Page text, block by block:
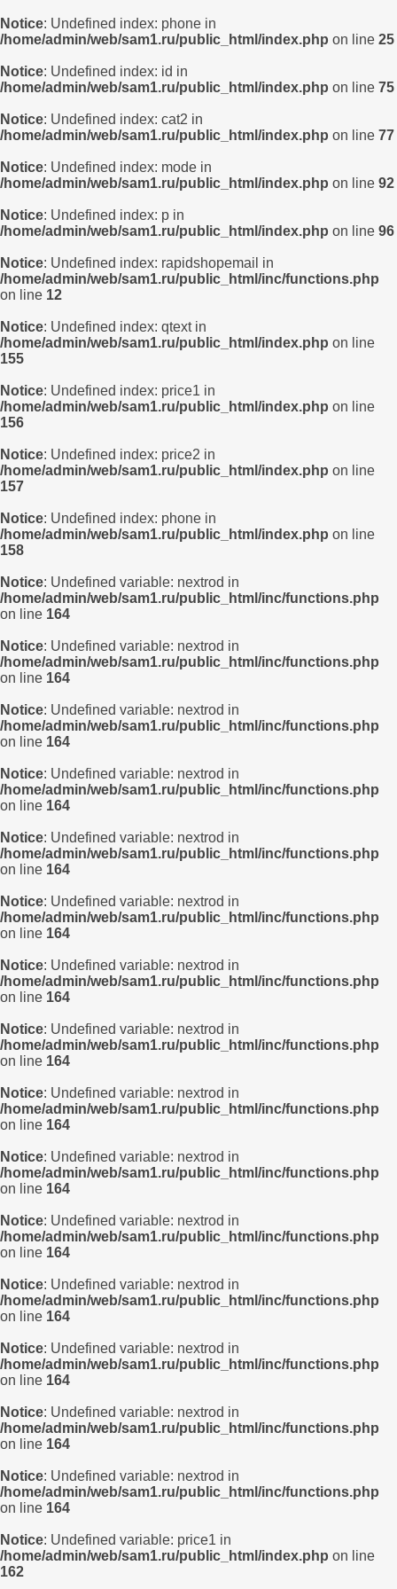
Notice: Undefined index: phone in
/home/admin/web/sam1.ru/public_html/index.php on line 25
Notice: Undefined index: id in
/home/admin/web/sam1.ru/public_html/index.php on line 75
Notice: Undefined index: cat2 in
/home/admin/web/sam1.ru/public_html/index.php on line 77
Notice: Undefined index: mode in
/home/admin/web/sam1.ru/public_html/index.php on line 92
Notice: Undefined index: p in
/home/admin/web/sam1.ru/public_html/index.php on line 96
Notice: Undefined index: rapidshopemail in
/home/admin/web/sam1.ru/public_html/inc/functions.php
on line 12
Notice: Undefined index: qtext in
/home/admin/web/sam1.ru/public_html/index.php on line
155
Notice: Undefined index: price1 in
/home/admin/web/sam1.ru/public_html/index.php on line
156
Notice: Undefined index: price2 in
/home/admin/web/sam1.ru/public_html/index.php on line
157
Notice: Undefined index: phone in
/home/admin/web/sam1.ru/public_html/index.php on line
158
Notice: Undefined variable: nextrod in
/home/admin/web/sam1.ru/public_html/inc/functions.php
on line 164
Notice: Undefined variable: nextrod in
/home/admin/web/sam1.ru/public_html/inc/functions.php
on line 164
Notice: Undefined variable: nextrod in
/home/admin/web/sam1.ru/public_html/inc/functions.php
on line 164
Notice: Undefined variable: nextrod in
/home/admin/web/sam1.ru/public_html/inc/functions.php
on line 164
Notice: Undefined variable: nextrod in
/home/admin/web/sam1.ru/public_html/inc/functions.php
on line 164
Notice: Undefined variable: nextrod in
/home/admin/web/sam1.ru/public_html/inc/functions.php
on line 164
Notice: Undefined variable: nextrod in
/home/admin/web/sam1.ru/public_html/inc/functions.php
on line 164
Notice: Undefined variable: nextrod in
/home/admin/web/sam1.ru/public_html/inc/functions.php
on line 164
Notice: Undefined variable: nextrod in
/home/admin/web/sam1.ru/public_html/inc/functions.php
on line 164
Notice: Undefined variable: nextrod in
/home/admin/web/sam1.ru/public_html/inc/functions.php
on line 164
Notice: Undefined variable: nextrod in
/home/admin/web/sam1.ru/public_html/inc/functions.php
on line 164
Notice: Undefined variable: nextrod in
/home/admin/web/sam1.ru/public_html/inc/functions.php
on line 164
Notice: Undefined variable: nextrod in
/home/admin/web/sam1.ru/public_html/inc/functions.php
on line 164
Notice: Undefined variable: nextrod in
/home/admin/web/sam1.ru/public_html/inc/functions.php
on line 164
Notice: Undefined variable: nextrod in
/home/admin/web/sam1.ru/public_html/inc/functions.php
on line 164
Notice: Undefined variable: price1 in
/home/admin/web/sam1.ru/public_html/index.php on line
162